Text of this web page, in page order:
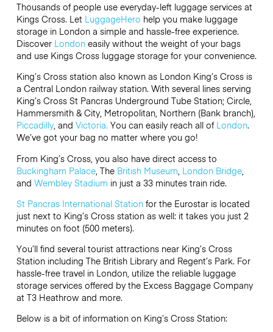
Thousands of people use everyday-left luggage services at
Kings Cross. Let LuggageHero help you make luggage
storage in London a simple and hassle-free experience.
Discover Londoneasily without the weight of your bags
and use Kings Cross luggage storage for your convenience.
King’s Cross station also known as London King’s Cross is
a Central London railway station. With several lines serving
King’s Cross St Pancras Underground Tube Station; Circle,
Hammersmith & City, Metropolitan, Northern (Bank branch),
Piccadilly, and Victoria.You can easily reach all of London.
We’ve got your bag no matter where you go!
From King’s Cross, you also have direct access to
Buckingham Palace, The British Museum London Bridge,
and Wembley Stadium in just a 33 minutes train ride.
St Pancras International Stationfor the Eurostar is located
just next to King’s Cross station as well: it takes you just 2
minutes on foot (500 meters).
You’ll find several tourist attractions near King’s Cross
Station including The British Library and Regent’s Park. For
hassle-free travel in London, utilize the reliable luggage
storage services offered by the Excess Baggage Company
at T3 Heathrow and more.
Below is a bit of information on King’s Cross Station: